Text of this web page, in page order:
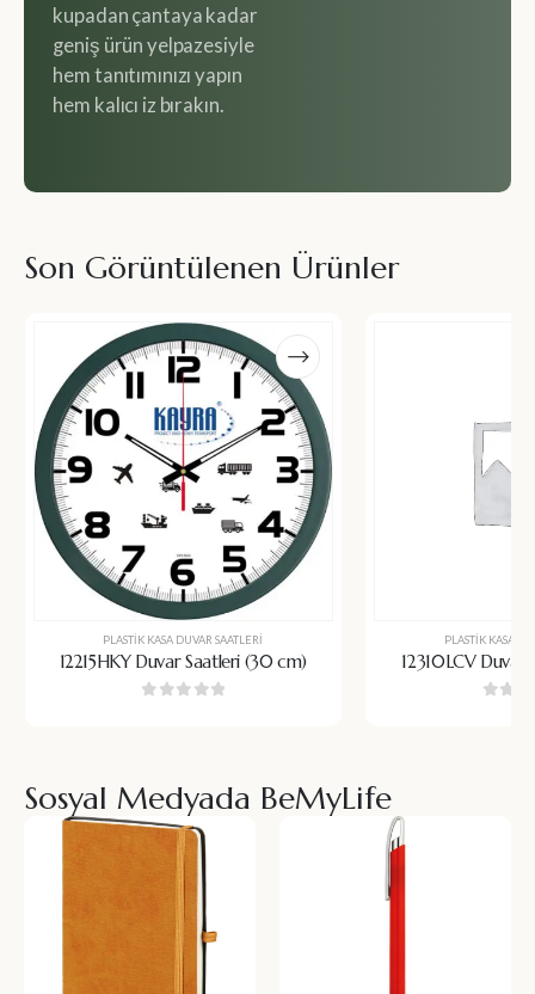
kupadan çantaya kadar
geniş ürün yelpazesiyle
hem tanıtımınızı yapın
hem kalıcı iz bırakın.
Son Görüntülenen Ürünler
PLASTIK KASA DUVAR SAATLERI
12215HKY Duvar Saatleri (30 cm)
PLASTIK KASA
12310LCV Duvar
Sosyal Medyada BeMyLife